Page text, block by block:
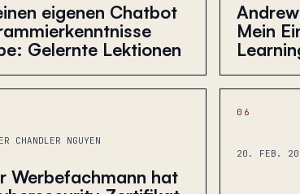
eigenen Chatbot
Gelernte Lektionen
Mein
CHANDLER NGUYEN
Werbefachmann hat
06
20. FEB.